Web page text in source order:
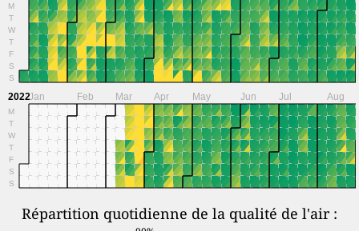
M
T
W
T
F
S
S
2022
M
T
W
T
F
S
S
Jan Feb Mar Apr May Jun Jul Aug
Répartition quotidienne de la qualité de l'air :